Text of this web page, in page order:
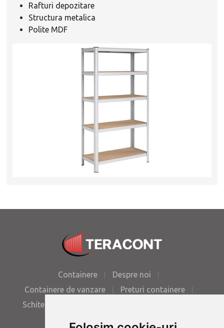
Rafturi depozitare
Structura metalica
Polite MDF
Containere
Despre noi
Containere de vanzare
Preturi containere
Schite containere